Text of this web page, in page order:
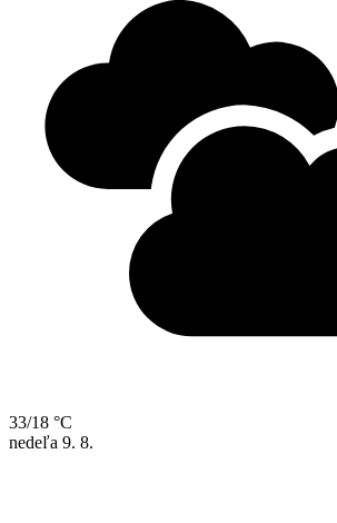
33/18 °C
nedeľa 9. 8.